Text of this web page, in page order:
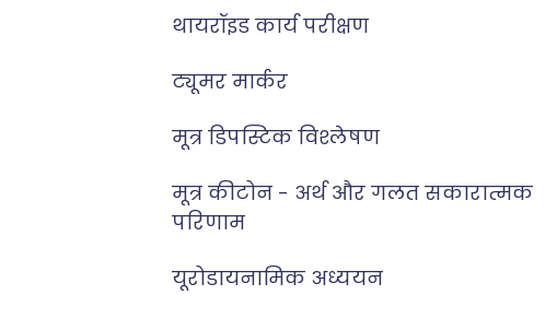
थायरॉइड कार्य परीक्षण
ट्यूमर मार्कर
मूत्र डिपस्टिक विश्लेषण
मूत्र कीटोन - अर्थ और गलत सकारात्मक
परिणाम
यूरोडायनामिक अध्ययन